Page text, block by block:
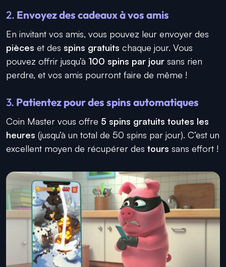
2. Envoyez des cadeaux à vos amis
En invitant vos amis, vous pouvez leur envoyer des
pièces et des spins gratuits chaque jour. Vous
pouvez offrir jusqu’à 100 spins par jour sans rien
perdre, et vos amis pourront faire de même !
3. Patientez pour des spins automatiques
Coin Master vous offre 5 spins gratuits toutes les
heures (jusqu’à un total de 50 spins par jour). C’est un
excellent moyen de récupérer des tours sans effort !